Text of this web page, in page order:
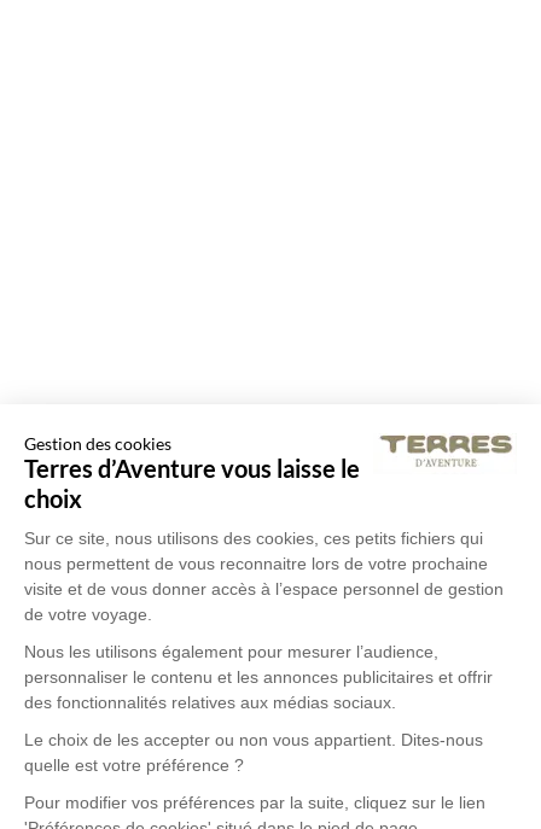
Gestion des cookies
Terres d’Aventure vous laisse le
choix
Sur ce site, nous utilisons des cookies, ces petits fichiers qui
nous permettent de vous reconnaitre lors de votre prochaine
visite et de vous donner accès à l’espace personnel de gestion
de votre voyage.
Nous les utilisons également pour mesurer l’audience,
personnaliser le contenu et les annonces publicitaires et offrir
des fonctionnalités relatives aux médias sociaux.
Le choix de les accepter ou non vous appartient. Dites-nous
quelle est votre préférence ?
Pour modifier vos préférences par la suite, cliquez sur le lien